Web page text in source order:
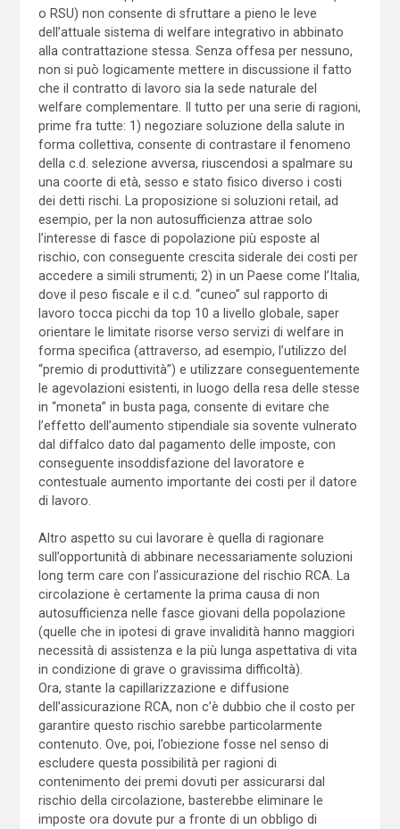
o RSU) non consente di sfruttare a pieno le leve
dell’attuale sistema di welfare integrativo in abbinato
alla contrattazione stessa. Senza offesa per nessuno,
non si può logicamente mettere in discussione il fatto
che il contratto di lavoro sia la sede naturale del
welfare complementare. Il tutto per una serie di ragioni,
prime fra tutte: 1) negoziare soluzione della salute in
forma collettiva, consente di contrastare il fenomeno
della c.d. selezione avversa, riuscendosi a spalmare su
una coorte di età, sesso e stato fisico diverso i costi
dei detti rischi. La proposizione si soluzioni retail, ad
esempio, per la non autosufficienza attrae solo
l’interesse di fasce di popolazione più esposte al
rischio, con conseguente crescita siderale dei costi per
accedere a simili strumenti; 2) in un Paese come l’Italia,
dove il peso fiscale e il c.d. “cuneo” sul rapporto di
lavoro tocca picchi da top 10 a livello globale, saper
orientare le limitate risorse verso servizi di welfare in
forma specifica (attraverso, ad esempio, l’utilizzo del
“premio di produttività”) e utilizzare conseguentemente
le agevolazioni esistenti, in luogo della resa delle stesse
in “moneta” in busta paga, consente di evitare che
l’effetto dell’aumento stipendiale sia sovente vulnerato
dal diffalco dato dal pagamento delle imposte, con
conseguente insoddisfazione del lavoratore e
contestuale aumento importante dei costi per il datore
di lavoro.
Altro aspetto su cui lavorare è quella di ragionare
sull’opportunità di abbinare necessariamente soluzioni
long term care con l’assicurazione del rischio RCA. La
circolazione è certamente la prima causa di non
autosufficienza nelle fasce giovani della popolazione
(quelle che in ipotesi di grave invalidità hanno maggiori
necessità di assistenza e la più lunga aspettativa di vita
in condizione di grave o gravissima difficoltà).
Ora, stante la capillarizzazione e diffusione
dell’assicurazione RCA, non c’è dubbio che il costo per
garantire questo rischio sarebbe particolarmente
contenuto. Ove, poi, l’obiezione fosse nel senso di
escludere questa possibilità per ragioni di
contenimento dei premi dovuti per assicurarsi dal
rischio della circolazione, basterebbe eliminare le
imposte ora dovute pur a fronte di un obbligo di